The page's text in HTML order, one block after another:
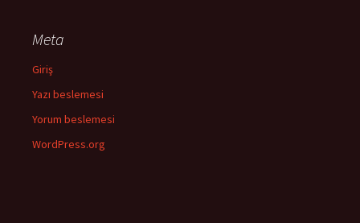
Meta
Giriş
Yazı beslemesi
Yorum beslemesi
WordPress.org